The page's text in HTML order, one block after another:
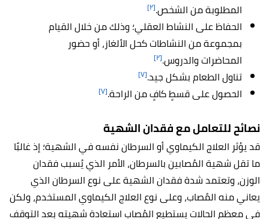
المطلوبة من الشخص.[٢]
الحفاظ على النشاط العقلي؛ وذلك من خلال القيام
بمجموعة من النشاطات كحل الألغاز، أو حضور
المحاضرات والدروس.[٢]
تناول الطعام بشكل جيد.[٧]
الحصول على قسطٍ كافٍ من الراحة.[٧]
نصائح للتعامل مع فقدان الشهية
قد يؤثر العلاج الكيماوي أو السرطان نفسه في الشهية؛ إذ غالبًا
ما تقل شهية المُصابين بالسرطان، الأمر الذي يُسبب فقدان
الوزن، وتعتمد شدة فقدان الشهية على نوع السرطان الذي
يعاني منه المُصاب، وعلى نوع العلاج الكيماوي المستخدم، ولكن
في معظم الحالات يستطيع المُصاب استعادة شهيته بعد التوقف